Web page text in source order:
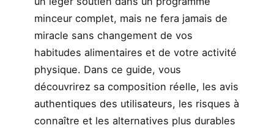
minceur complet, mais ne fera jamais de
miracle sans changement de vos
habitudes alimentaires et de votre activité
physique. Dans ce guide, vous
découvrirez sa composition réelle, les avis
authentiques des utilisateurs, les risques à
connaître et les alternatives plus durables